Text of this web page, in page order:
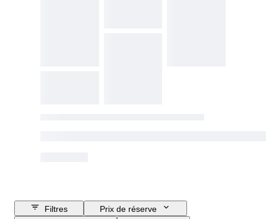
Filtres
Prix de réserve